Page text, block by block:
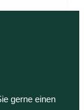
gerne einen